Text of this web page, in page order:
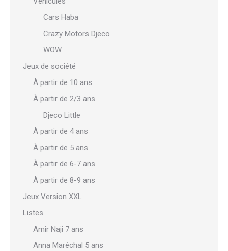
Cars Haba
Crazy Motors Djeco
WOW
Jeux de société
À partir de 10 ans
À partir de 2/3 ans
Djeco Little
À partir de 4 ans
À partir de 5 ans
À partir de 6-7 ans
À partir de 8-9 ans
Jeux Version XXL
Listes
Amir Naji 7 ans
Anna Maréchal 5 ans